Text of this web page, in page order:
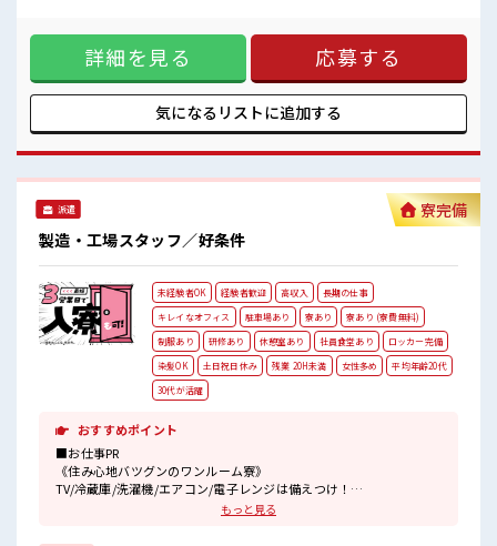
作業台のモニターにマニュアルがあるのでマニュアルの順番
通りに組付けていけば完成します！ 工具を使って組立てま
す！ 初めてだと不安だと思いますが各作業台に呼び出しボタ
ンがあるので困った事があればボタンを押せば丁寧に教えて
くれるので安心ですよ！ 長期で働いている当社スタッフさん
も多数いらっしゃいます！ 作業服通勤OKなのでラクチン♪
中】 キレイに整備された職場！ 空調完備でカイテキ♪ キバツ
過ぎはNGですが髪のカラー&ピアスOK！ 個人ロッカー・医
詳細を見る 応募する
気になるリストに追加する
派遣
製造・工場スタッフ／好条件
寮完備
未経験者OK 経験者歓迎 高収入
長期の仕事
キレイなオフィス
駐車場あり 寮あり
寮あり (寮費無料)
制服あり
研修あり 休憩室あり 社員食堂あり
ロッカー完備
染髪OK
土日祝日休み 残業 20H未満 女性多め
平均年齢20代
30代が活躍
おすすめポイント
■お仕事PR
《住み心地バツグンのワンルーム寮》
TV/冷蔵庫/洗濯機/エアコン/電子レンジは備えつけ！
寮には駐車場があるのでマイカーの持ち込みOK！
もっと見る